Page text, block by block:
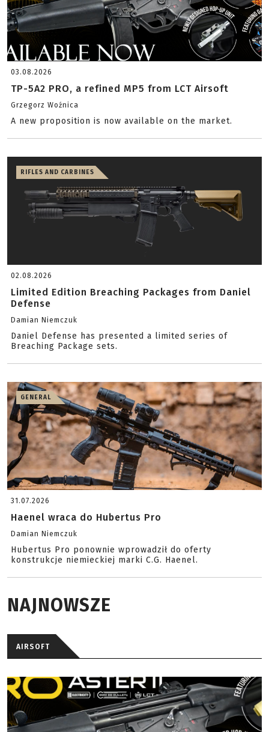
03.08.2026
TP-5A2 PRO, a refined MP5 from LCT Airsoft
Grzegorz Woźnica
A new proposition is now available on the market.
RIFLES AND CARBINES
02.08.2026
Limited Edition Breaching Packages from Daniel
Defense
Damian Niemczuk
Daniel Defense has presented a limited series of
Breaching Package sets.
GENERAL
31.07.2026
Haenel wraca do Hubertus Pro
Damian Niemczuk
Hubertus Pro ponownie wprowadził do oferty
konstrukcje niemieckiej marki C.G. Haenel.
NAJNOWSZE
AIRSOFT